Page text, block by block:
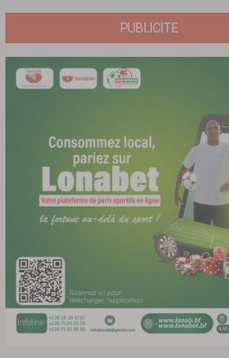
PUBLICITE